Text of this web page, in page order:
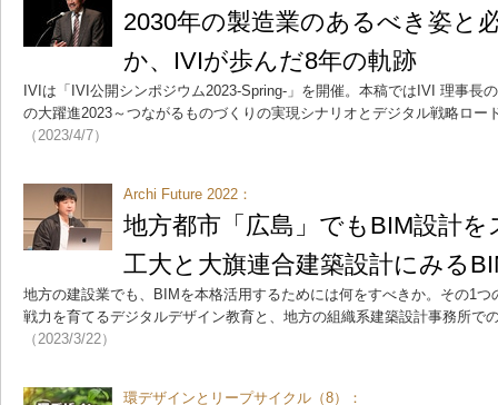
2030年の製造業のあるべき姿と
か、IVIが歩んだ8年の軌跡
IVIは「IVI公開シンポジウム2023-Spring-」を開催。本稿ではIVI 理事長
の大躍進2023～つながるものづくりの実現シナリオとデジタル戦略ロー
（2023/4/7）
Archi Future 2022：
地方都市「広島」でもBIM設計
工大と大旗連合建築設計にみる
地方の建設業でも、BIMを本格活用するためには何をすべきか。その1
戦力を育てるデジタルデザイン教育と、地方の組織系建築設計事務所で
（2023/3/22）
環デザインとリープサイクル（8）：